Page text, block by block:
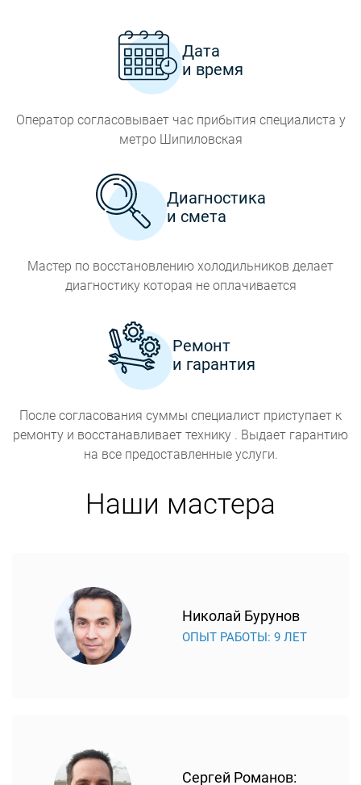
Дата
и время
Оператор согласовывает час прибытия специалиста у
метро Шипиловская
Диагностика
и смета
Мастер по восстановлению холодильников делает
диагностику которая не оплачивается
Ремонт
и гарантия
После согласования суммы специалист приступает к
ремонту и восстанавливает технику . Выдает гарантию
на все предоставленные услуги.
Наши мастера
Николай Бурунов
ОПЫТ РАБОТЫ: 9 ЛЕТ
Сергей Романов: